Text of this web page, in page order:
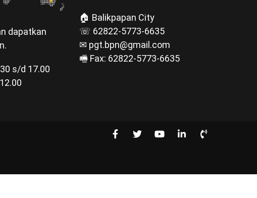
dapatkan
s/d 17.00
🏠 Balikpapan City
☏ 62822-5773-6635
✉ pgt.bpn@gmail.com
🖷 Fax: 62822-5773-6635